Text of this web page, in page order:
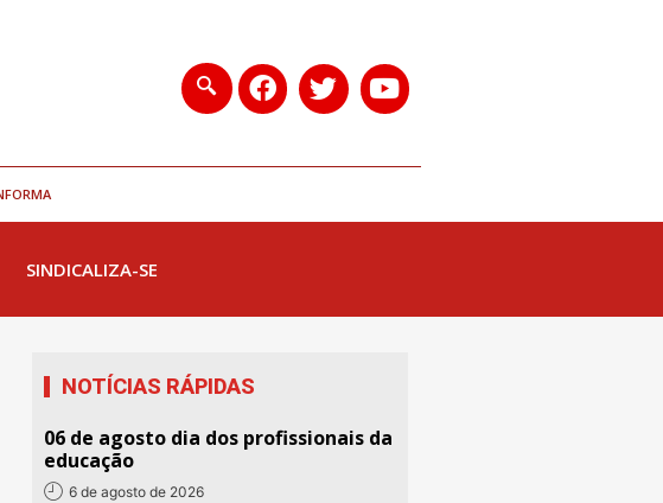
SINDICALIZA-SE
NOTÍCIAS RÁPIDAS
06 de agosto dia dos profissionais da
educação
6 de agosto de 2026